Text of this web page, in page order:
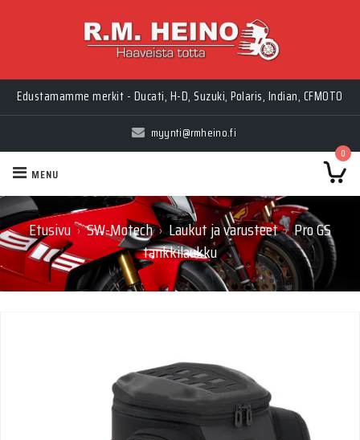
Myynti Ma-Pe 10-18, La 10-14, Huolto Ma-Pe 9-17
Edustamamme merkit - Ducati, H-D, Suzuki, Polaris, Indian, CFMOTO
myynti@rmheino.fi
0
MENU
Etusivu › SW-Motech › Laukut ja varusteet › Pro GS
tankkilaukku